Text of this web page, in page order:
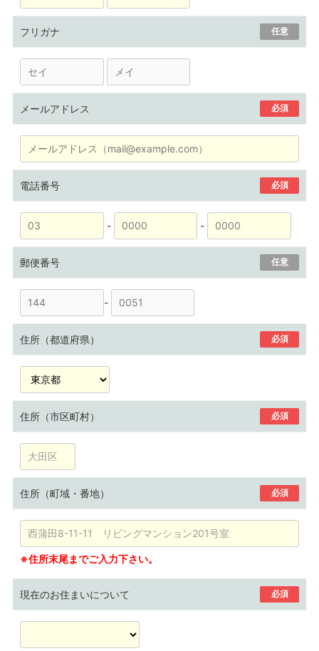
フリガナ 任意
メールアドレス 必須
電話番号 必須
- -
郵便番号 任意
-
住所（都道府県） 必須
住所（市区町村） 必須
住所（町域・番地） 必須
※住所末尾までご入力下さい。
現在のお住まいについて 必須